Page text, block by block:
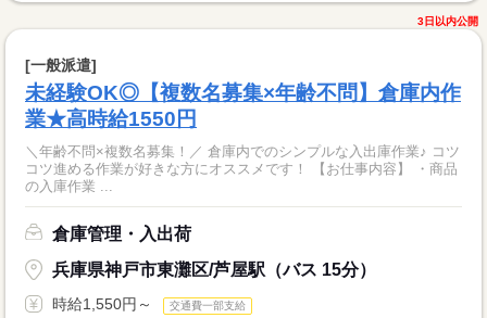
3日以内公開
[一般派遣]
未経験OK◎【複数名募集×年齢不問】倉庫内作
業★高時給1550円
＼年齢不問×複数名募集！／ 倉庫内でのシンプルな入出庫作業♪ コツ
コツ進める作業が好きな方にオススメです！ 【お仕事内容】 ・商品
の入庫作業 ...
倉庫管理・入出荷
兵庫県神戸市東灘区/芦屋駅（バス 15分）
時給1,550円～ 交通費一部支給